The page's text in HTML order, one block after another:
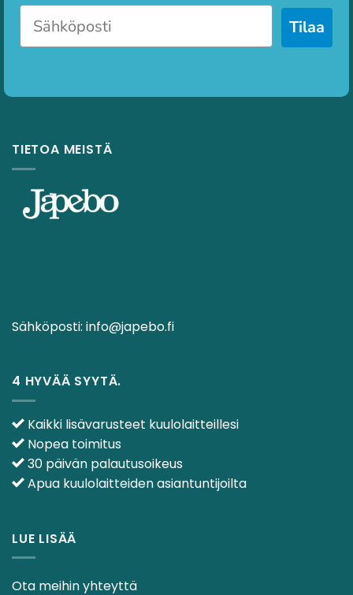
Tilaa
TIETOA MEISTÄ
Sähköposti: info@japebo.fi
4 HYVÄÄ SYYTÄ.
Kaikki lisävarusteet kuulolaitteillesi
Nopea toimitus
30 päivän palautusoikeus
Apua kuulolaitteiden asiantuntijoilta
LUE LISÄÄ
Ota meihin yhteyttä